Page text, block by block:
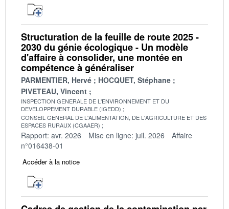
Structuration de la feuille de route 2025 -
2030 du génie écologique - Un modèle
d'affaire à consolider, une montée en
compétence à généraliser
PARMENTIER, Hervé
HOCQUET, Stéphane
PIVETEAU, Vincent
INSPECTION GENERALE DE L'ENVIRONNEMENT ET DU
DEVELOPPEMENT DURABLE (IGEDD)
CONSEIL GENERAL DE L'ALIMENTATION, DE L'AGRICULTURE ET DES
ESPACES RURAUX (CGAAER)
Rapport: avr. 2026 Mise en ligne: juil. 2026
Affaire
n°016438-01
Accéder à la notice